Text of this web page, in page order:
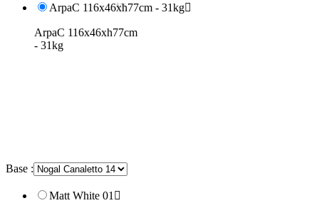
ArpaC 116x46xh77cm - 31kg
ArpaC 116x46xh77cm
- 31kg
Base :
Matt White 01 